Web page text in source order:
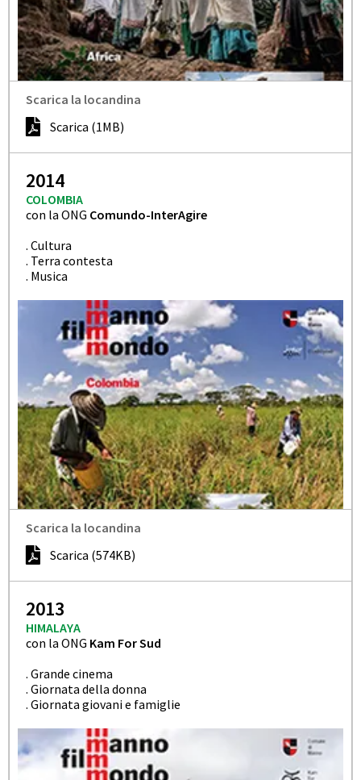
Scarica la locandina
Scarica (1MB)
2014
COLOMBIA
con la ONG Comundo-InterAgire
. Cultura
. Terra contesta
. Musica
Scarica la locandina
Scarica (574KB)
2013
HIMALAYA
con la ONG Kam For Sud
. Grande cinema
. Giornata della donna
. Giornata giovani e famiglie